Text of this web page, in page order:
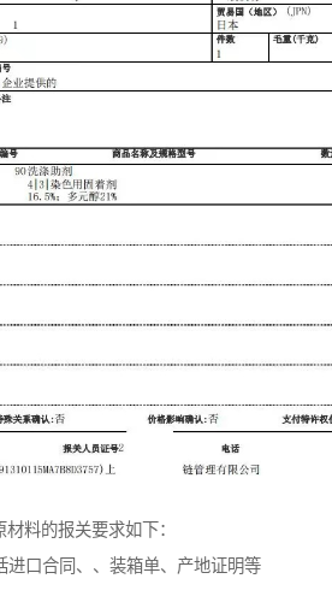
料的报关要求如下：
进口合同、、装箱单、产地证明等